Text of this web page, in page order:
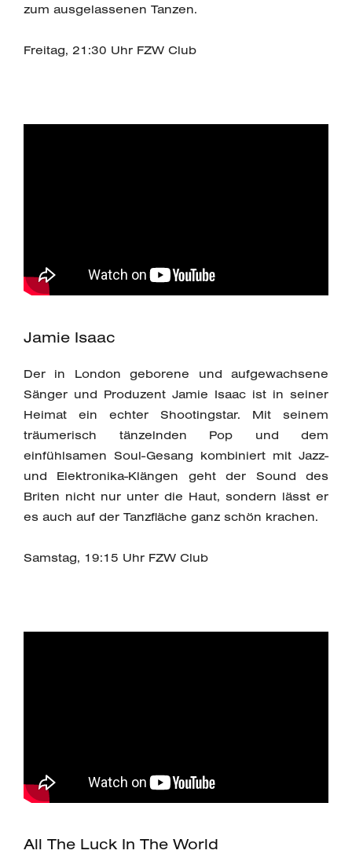
zum ausgelassenen Tanzen.
Freitag, 21:30 Uhr FZW Club
Jamie Isaac
Der in London geborene und aufgewachsene
Sänger und Produzent Jamie Isaac ist in seiner
Heimat ein echter Shootingstar. Mit seinem
träumerisch tänzelnden Pop und dem
einfühlsamen Soul-Gesang kombiniert mit Jazz-
und Elektronika-Klängen geht der Sound des
Briten nicht nur unter die Haut, sondern lässt er
es auch auf der Tanzfläche ganz schön krachen.
Samstag, 19:15 Uhr FZW Club
All The Luck In The World